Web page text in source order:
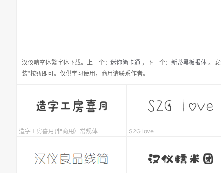
汉仪晴空体繁字体下载。 上一个： 迷你简卡通 ， 下一个： 新蒂黑板报体 。
装”按钮即可。仅供学习使用，商用请联系作者。
造字工房喜月(非商用）常规体 S2G love